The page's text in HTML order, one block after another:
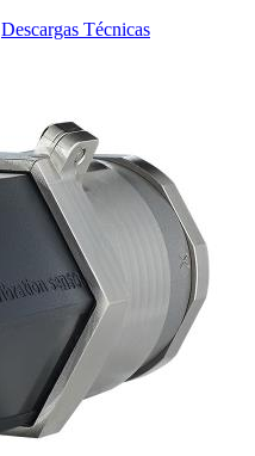
Descargas Técnicas